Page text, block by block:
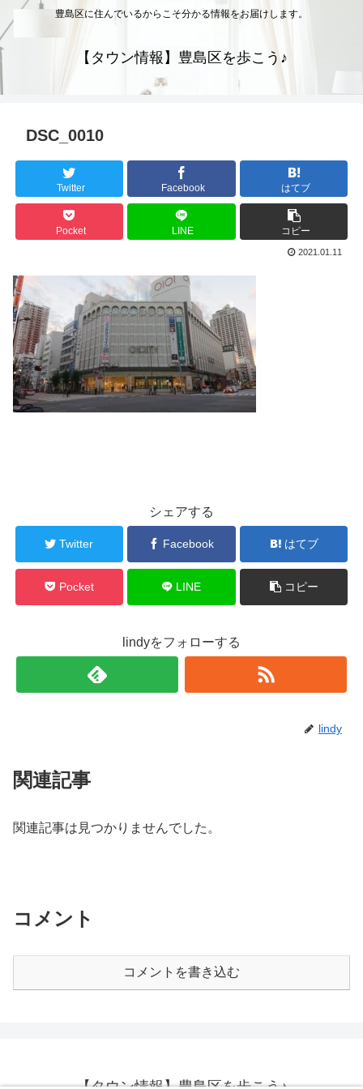
豊島区に住んでいるからこそ分かる情報をお届けします。
【タウン情報】豊島区を歩こう♪
DSC_0010
Twitter Facebook はてブ
Pocket LINE コピー
2021.01.11
シェアする
Twitter Facebook はてブ
Pocket LINE コピー
lindyをフォローする
lindy
関連記事
関連記事は見つかりませんでした。
コメント
コメントを書き込む